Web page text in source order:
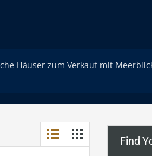
Häuser zum Verkauf mit
Find